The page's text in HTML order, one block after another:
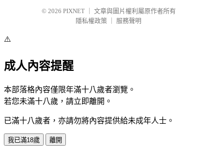
© 2026 PIXNET
文章與圖片權利屬原作者所有
隱私權政策
服務聲明
⚠️
成人內容提醒
本部落格內容僅限年滿十八歲者瀏覽。
若您未滿十八歲，請立即離開。
已滿十八歲者，亦請勿將內容提供給未成年人士。
我已滿18歲 離開